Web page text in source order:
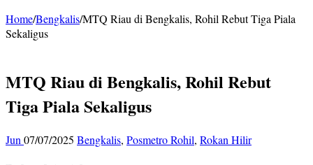
Home/Bengkalis/MTQ Riau di Bengkalis, Rohil Rebut Tiga Piala
Sekaligus
MTQ Riau di Bengkalis, Rohil Rebut
Tiga Piala Sekaligus
Jun 07/07/2025 Bengkalis, Posmetro Rohil, Rokan Hilir